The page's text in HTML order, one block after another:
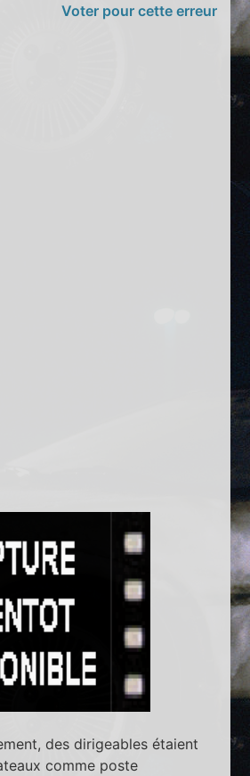
Voter pour cette erreur
des dirigeables étaient
comme poste